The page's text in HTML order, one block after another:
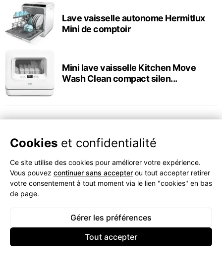
Lave vaisselle autonome Hermitlux
Mini de comptoir
Mini lave vaisselle Kitchen Move
Wash Clean compact silen...
Cookies et confidentialité
Ce site utilise des cookies pour améliorer votre expérience.
Vous pouvez continuer sans accepter ou tout accepter retirer
votre consentement à tout moment via le lien "cookies" en bas
de page.
Gérer les préférences
Tout accepter